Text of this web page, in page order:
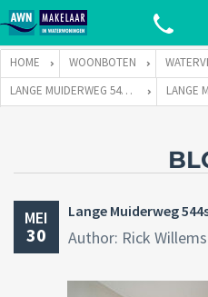
HOME WOONBOTEN
LANGE MUIDERWEG 544 TE 1382 LC WEESP
MEI
30
Lange Muiderweg
Author: Rick